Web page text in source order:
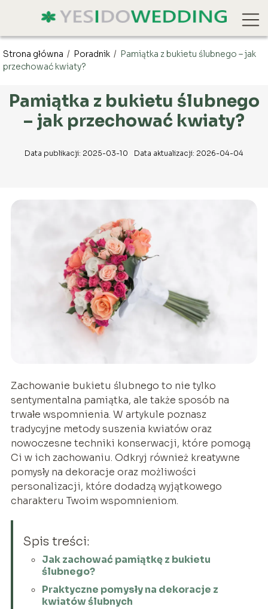
Strona główna / Poradnik / Pamiątka z bukietu ślubnego – jak
przechować kwiaty?
Pamiątka z bukietu ślubnego
– jak przechować kwiaty?
Data publikacji: 2025-03-10 Data aktualizacji: 2026-04-04
Zachowanie bukietu ślubnego to nie tylko
sentymentalna pamiątka, ale także sposób na
trwałe wspomnienia. W artykule poznasz
tradycyjne metody suszenia kwiatów oraz
nowoczesne techniki konserwacji, które pomogą
Ci w ich zachowaniu. Odkryj również kreatywne
pomysły na dekoracje oraz możliwości
personalizacji, które dodadzą wyjątkowego
charakteru Twoim wspomnieniom.
Spis treści:
Jak zachować pamiątkę z bukietu
ślubnego?
Praktyczne pomysły na dekoracje z
kwiatów ślubnych